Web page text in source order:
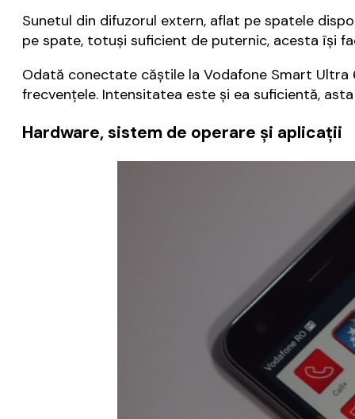
Sunetul din difuzorul extern, aflat pe spatele
pe spate, totuși suficient de puternic, acesta își
Odată conectate căștile la Vodafone Smart
frecvențele. Intensitatea este și ea suficientă,
Hardware, sistem de operare și aplicații